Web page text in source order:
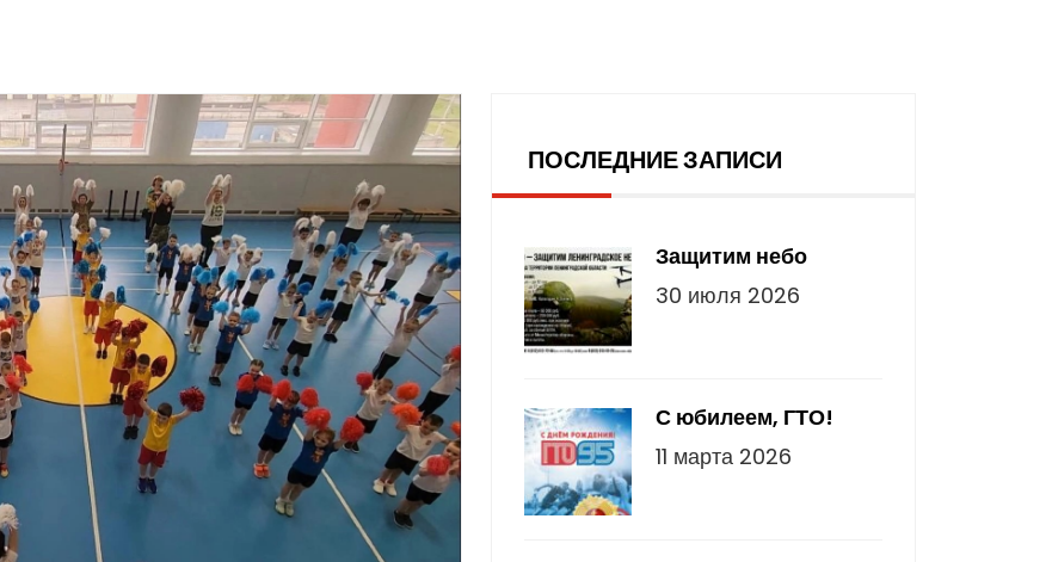
ПОСЛЕДНИЕ ЗАПИСИ
Защитим небо
30 июля 2026
С юбилеем, ГТО!
11 марта 2026